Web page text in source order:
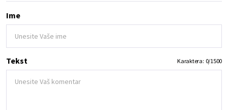
Ime
Tekst Karaktera: 0/1500